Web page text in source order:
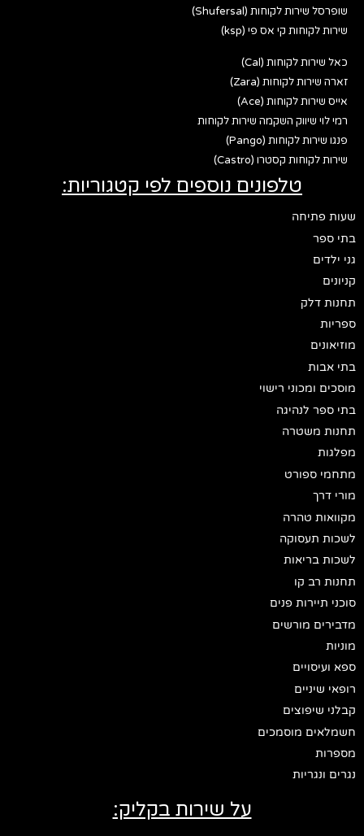
שופרסל שירות לקוחות (Shufersal)
שירות לקוחות קי אס פי (ksp)
כאל שירות לקוחות (Cal)
זארה שירות לקוחות (Zara)
אייס שירות לקוחות (Ace)
רמי לוי שיווק השקמה שירות לקוחות
פנגו שירות לקוחות (Pango)
שירות לקוחות קסטרו (Castro)
טלפונים נוספים לפי קטגוריות:
שעות פתיחה
בתי ספר
גני ילדים
קניונים
תחנות דלק
ספריות
מוזיאונים
בתי אבות
מוסכים ומכוני רישוי
בתי ספר לנהיגה
תחנות משטרה
מפלגות
מתחמי ספורט
מורי דרך
מקוואות טהרה
לשכות תעסוקה
לשכות בריאות
תחנות רב קו
סוכני תיירות פנים
מדבירים מורשים
מוניות
ספא ועיסויים
רופאי שיניים
קבלני שיפוצים
חשמלאים מוסמכים
מספרות
נגרים ונגריות
על שירות בקליק: